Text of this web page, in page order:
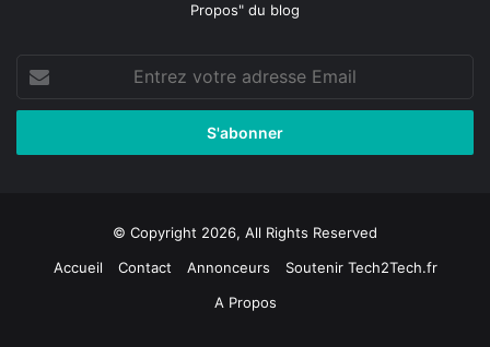
Propos" du blog
votre
adresse
© Copyright 2026, All Rights Reserved
Accueil
Contact Annonceurs
Soutenir Tech2Tech.fr
A Propos